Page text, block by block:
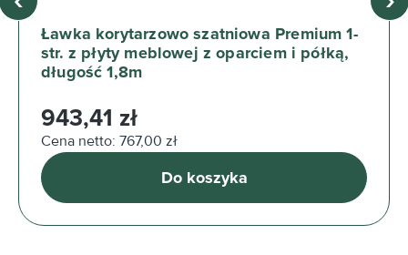
Ławka korytarzowo szatniowa Premium 1-
str. z płyty meblowej z oparciem i półką,
długość 1,8m
Cena regularna:
943,41 zł
Cena netto: 767,00 zł
Do koszyka